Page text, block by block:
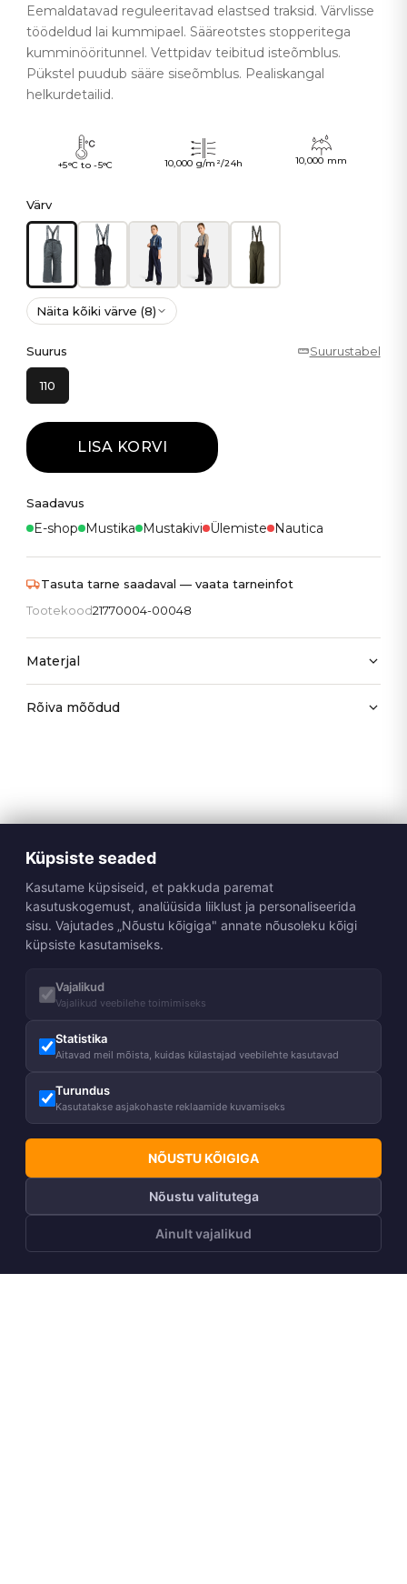
Eemaldatavad reguleeritavad elastsed traksid. Värvlisse
töödeldud lai kummipael. Sääreotstes stopperitega
kumminööritunnel. Vettpidav teibitud isteõmblus.
Pükstel puudub sääre siseõmblus. Pealiskangal
helkurdetailid.
+5°C to -5°C 10,000 g/m²/24h 10,000 mm
Värv
Näita kõiki värve (8)
Suurus Suurustabel
110
LISA KORVI
Saadavus
E-shop Mustika Mustakivi Ülemiste Nautica
Tasuta tarne saadaval — vaata tarneinfot
Tootekood21770004-00048
Materjal
Rõiva mõõdud
Küpsiste seaded
Kasutame küpsiseid, et pakkuda paremat
kasutuskogemust, analüüsida liiklust ja personaliseerida
sisu. Vajutades „Nõustu kõigiga" annate nõusoleku kõigi
küpsiste kasutamiseks.
Vajalikud
Vajalikud veebilehe toimimiseks
Statistika
Aitavad meil mõista, kuidas külastajad veebilehte kasutavad
Turundus
Kasutatakse asjakohaste reklaamide kuvamiseks
NÕUSTU KÕIGIGA
Nõustu valitutega
Ainult vajalikud